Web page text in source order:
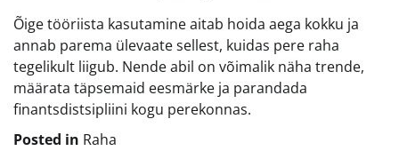
Õige tööriista kasutamine aitab hoida aega kokku ja
annab parema ülevaate sellest, kuidas pere raha
tegelikult liigub. Nende abil on võimalik näha trende,
määrata täpsemaid eesmärke ja parandada
finantsdistsipliini kogu perekonnas.
Posted in Raha